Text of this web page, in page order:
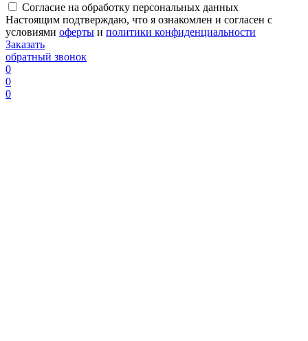
Согласие на обработку персональных данных
Настоящим подтверждаю, что я ознакомлен и согласен с
условиями оферты и политики конфиденциальности
Заказать
обратный звонок
0
0
0